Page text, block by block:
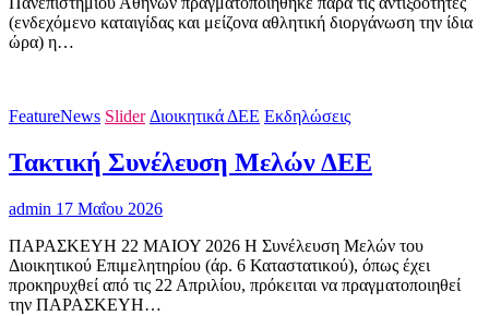
(ενδεχόμενο καταιγίδας και μείζονα αθλητική διοργάνωση την ίδια
ώρα) η…
FeatureNews Slider Διοικητικά ΔΕΕ Εκδηλώσεις
Τακτική Συνέλευση Μελών ΔΕΕ
admin 17 Μαΐου 2026
ΠΑΡΑΣΚΕΥΗ 22 ΜΑΙΟΥ 2026 Η Συνέλευση Μελών του
Διοικητικού Επιμελητηρίου (άρ. 6 Καταστατικού), όπως έχει
προκηρυχθεί από τις 22 Απριλίου, πρόκειται να πραγματοποιηθεί
την ΠΑΡΑΣΚΕΥΗ…